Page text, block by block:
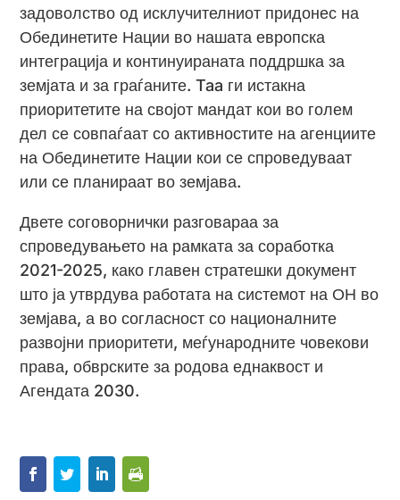
задоволство од исклучителниот придонес на
Обединетите Нации во нашата европска
интеграција и континуираната поддршка за
земјата и за граѓаните. Taa ги истакна
приоритетите на својот мандат кои во голем
дел се совпаѓаат со активностите на агенциите
на Обединетите Нации кои се спроведуваат
или се планираат во земјава.
Двете соговорнички разговараа за
спроведувањето на рамката за соработка
2021-2025, како главен стратешки документ
што ја утврдува работата на системот на ОН во
земјава, а во согласност со националните
развојни приоритети, меѓународните човекови
права, обврските за родова еднаквост и
Агендата 2030.